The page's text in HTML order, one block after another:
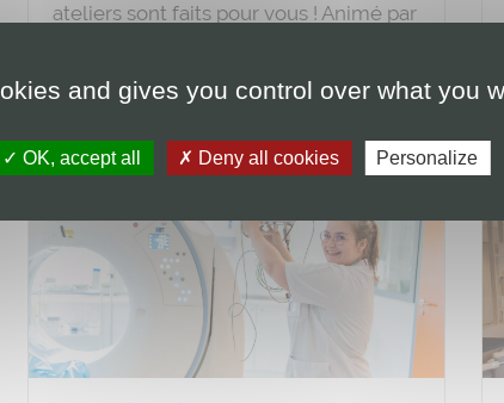
ateliers sont faits pour vous ! Animé par
and gives you control over what you
OK, accept all Deny all cookies Personalize